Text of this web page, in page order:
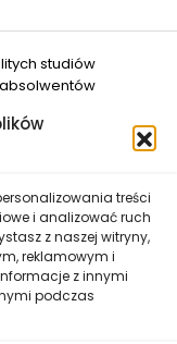
treści
i analizować ruch
z naszej witryny,
reklamowym i
z innymi
podczas
studiów
25
zastrzega
zawartych na